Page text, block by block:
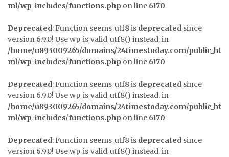
ml/wp-includes/functions.php on line 6170
Deprecated: Function seems_utf8 is deprecated since
version 6.9.0! Use wp_is_valid_utf8() instead. in
/home/u893009265/domains/24timestoday.com/public_ht
ml/wp-includes/functions.php on line 6170
Deprecated: Function seems_utf8 is deprecated since
version 6.9.0! Use wp_is_valid_utf8() instead. in
/home/u893009265/domains/24timestoday.com/public_ht
ml/wp-includes/functions.php on line 6170
Deprecated: Function seems_utf8 is deprecated since
version 6.9.0! Use wp_is_valid_utf8() instead. in